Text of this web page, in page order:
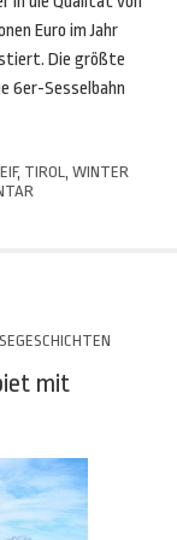
Euro im Jahr
Die größte
6er-Sesselbahn
, TIROL, WINTER
mit